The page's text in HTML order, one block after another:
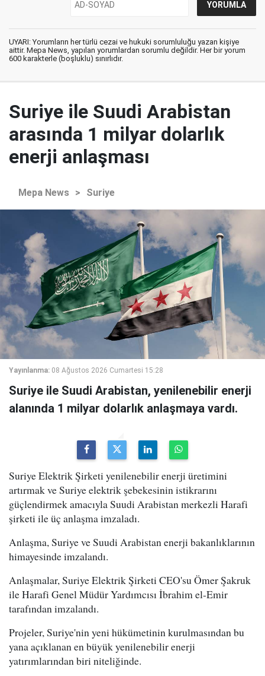
UYARI: Yorumların her türlü cezai ve hukuki sorumluluğu yazan kişiye
aittir. Mepa News, yapılan yorumlardan sorumlu değildir. Her bir yorum
600 karakterle (boşluklu) sınırlıdır.
Suriye ile Suudi Arabistan
arasında 1 milyar dolarlık
enerji anlaşması
Mepa News > Suriye
Yayınlanma: 08 Ağustos 2026 Cumartesi 15:28
Suriye ile Suudi Arabistan, yenilenebilir enerji
alanında 1 milyar dolarlık anlaşmaya vardı.
Suriye Elektrik Şirketi yenilenebilir enerji üretimini
artırmak ve Suriye elektrik şebekesinin istikrarını
güçlendirmek amacıyla Suudi Arabistan merkezli Harafi
şirketi ile üç anlaşma imzaladı.
Anlaşma, Suriye ve Suudi Arabistan enerji bakanlıklarının
himayesinde imzalandı.
Anlaşmalar, Suriye Elektrik Şirketi CEO'su Ömer Şakruk
ile Harafi Genel Müdür Yardımcısı İbrahim el-Emir
tarafından imzalandı.
Projeler, Suriye'nin yeni hükümetinin kurulmasından bu
yana açıklanan en büyük yenilenebilir enerji
yatırımlarından biri niteliğinde.